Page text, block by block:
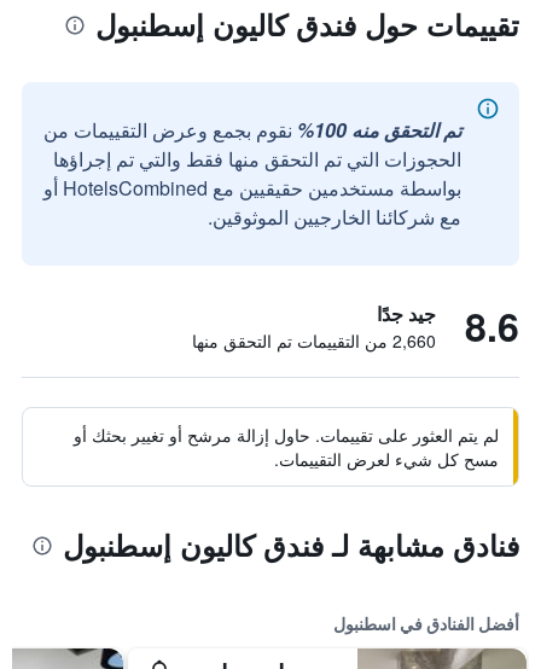
تقييمات حول فندق كاليون إسطنبول
تم التحقق منه 100%
نقوم بجمع وعرض التقييمات من
الحجوزات التي تم التحقق منها فقط والتي تم إجراؤها
بواسطة مستخدمين حقيقيين مع HotelsCombined أو
مع شركائنا الخارجيين الموثوقين.
8.6 جيد جدًا
2,660 من التقييمات تم التحقق منها
لم يتم العثور على تقييمات. حاول إزالة مرشح أو تغيير بحثك أو
مسح كل شيء لعرض التقييمات.
فنادق مشابهة لـ فندق كاليون إسطنبول
أفضل الفنادق في اسطنبول